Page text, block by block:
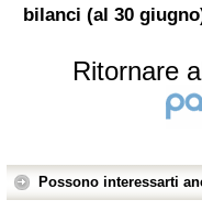
bilanci (al 30
Ritornare
Possono interessarti